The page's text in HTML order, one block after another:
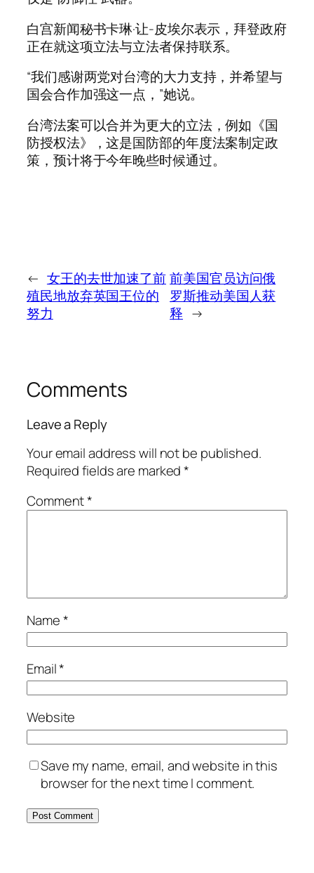
白宫新闻秘书卡琳·让-皮埃尔表示，拜登政府
正在就这项立法与立法者保持联系。
“我们感谢两党对台湾的大力支持，并希望与
国会合作加强这一点，”她说。
台湾法案可以合并为更大的立法，例如《国
防授权法》，这是国防部的年度法案制定政
策，预计将于今年晚些时候通过。
← 女王的去世加速了前
殖民地放弃英国王位的
努力
前美国官员访问俄
罗斯推动美国人获
释 →
Comments
Leave a Reply
Your email address will not be published.
Required fields are marked*
Comment*
Name*
Email*
Website
Save my name, email, and website in this
browser for the next time I comment.